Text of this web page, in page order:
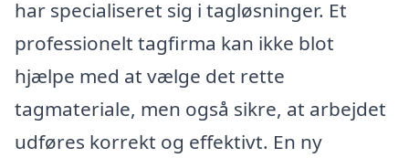
har specialiseret sig i tagløsninger. Et
professionelt tagfirma kan ikke blot
hjælpe med at vælge det rette
tagmateriale, men også sikre, at arbejdet
udføres korrekt og effektivt. En ny